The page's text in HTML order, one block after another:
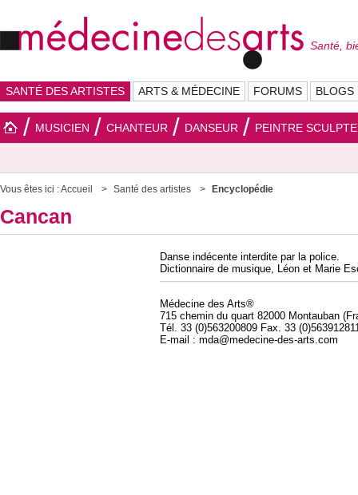
Santé,
SANTÉ DES ARTISTES ARTS & MÉDECINE FORUMS BLOGS
MUSICIEN CHANTEUR DANSEUR PEINTRE
Vous êtes ici :Accueil Santé des artistes Encyclopédie
Cancan
Danse indécente interdite par la police.
Dictionnaire de musique, Léon et Marie
Médecine des Arts®
715 chemin du quart 82000 Montauban
Tél. 33 (0)563200809 Fax. 33
E-mail : mda@medecine-des-arts.com